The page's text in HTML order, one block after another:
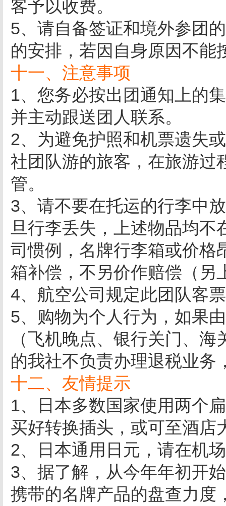
客予以收费。
5、请自备签证和境外参团
的安排，若因自身原因不能
十一、注意事项
1、您务必按出团通知上的
并主动跟送团人联系。
2、为避免护照和机票遗失
社团队游的旅客，在旅游过
管。
3、请不要在托运的行李中
旦行李丢失，上述物品均不
司惯例，名牌行李箱或价格
箱补偿，不另价作赔偿（另
4、航空公司规定此团队客
5、购物为个人行为，如果
（飞机晚点、银行关门、
的我社不负责办理退税业务
十二、友情提示
1、日本多数国家使用两个
买好转换插头，或可至酒店
2、日本通用日元，请在机
3、据了解，从今年年初开
携带的名牌产品的盘查力度